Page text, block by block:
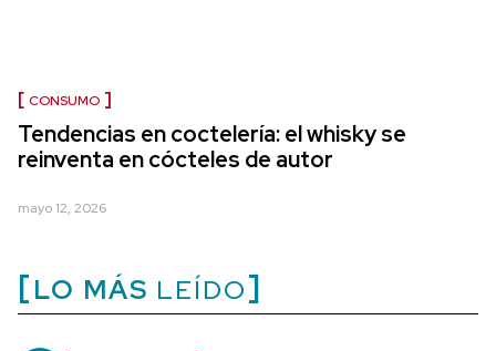
CONSUMO
Tendencias en coctelería: el whisky se
reinventa en cócteles de autor
mayo 12, 2026
LO MÁS LEÍDO